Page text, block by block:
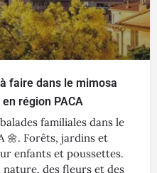
faire dans le mimosa
région PACA
familiales dans le
🌼. Forêts, jardins et
enfants et poussettes.
des fleurs et des